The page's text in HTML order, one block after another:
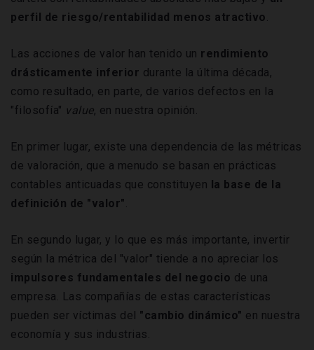
perfil de riesgo/rentabilidad menos atractivo.
Las acciones de valor han tenido un rendimiento
drásticamente inferior durante la última década,
como resultado, en parte, de varios defectos en la
"filosofía" value, en nuestra opinión.
En primer lugar, existe una dependencia de las métricas
de valoración, que a menudo se basan en prácticas
contables anticuadas que constituyen la base de la
definición de "valor".
En segundo lugar, y lo que es más importante, invertir
según la métrica del "valor" tiende a no apreciar los
impulsores fundamentales del negocio de una
empresa. Las compañías de estas características
pueden ser víctimas del "cambio dinámico" en nuestra
economía y sus industrias.